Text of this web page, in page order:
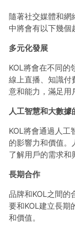
隨著社交媒體和網
中將會有以下幾個
多元化發展
KOL將會在不同的
線上直播、知識付
意和能力，滿足用
人工智慧和大數據
KOL將會通過人工
的影響力和價值。
了解用戶的需求和
長期合作
品牌和KOL之間的
要和KOL建立長期
和價值。